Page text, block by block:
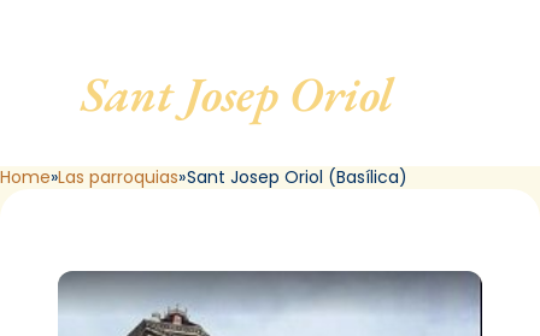
Sant Josep Oriol, de
Barcelona (Basílica)
Home Las parroquias Sant Josep Oriol (Basílica)